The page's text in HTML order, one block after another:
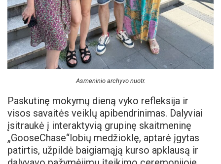
Asmeninio archyvo nuotr.
Paskutinę mokymų dieną vyko refleksija ir
visos savaitės veiklų apibendrinimas. Dalyviai
įsitraukė į interaktyvią grupinę skaitmeninę
„GooseChase“lobių medžioklę, aptarė įgytas
patirtis, užpildė baigiamąją kurso apklausą ir